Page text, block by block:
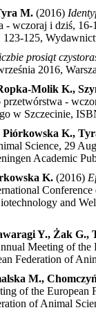
M. (2016)
wczoraj i dziś,
123-125,
prosiąt
2016,
Molik K.,
-
w Szczecinie,
K.,
Science, 29
Academic
K. (2016)
and
Y., Żak
Meeting of the
Federation of
M.,
of the European
of Animal